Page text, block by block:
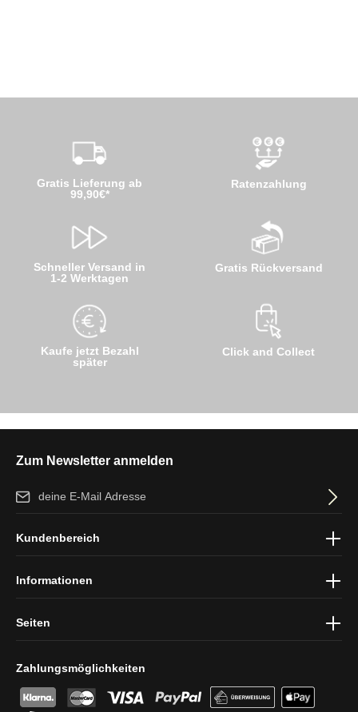
Gratis Lieferung ab
99,90€*
Schneller Versand in
1-2 Werktagen
Kaufe jetzt Bezahl
später
Ratenzahlung
Gratis Rückversand
Click and Collect
Zum Newsletter anmelden
E-Mail-Adresse*
und dieAGBgelesen und bin mit ihnen einverstanden.
Zahlungsmöglichkeiten
Kundenbereich
Informationen
Seiten